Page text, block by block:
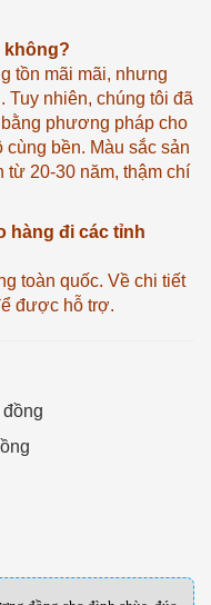
không?
tồn mãi mãi, nhưng
Tuy nhiên, chúng tôi đã
phương pháp cho
bền. Màu sắc sản
từ 20-30 năm, thậm chí
hàng đi các tỉnh
toàn quốc. Về chi tiết
được hỗ trợ.
đồng